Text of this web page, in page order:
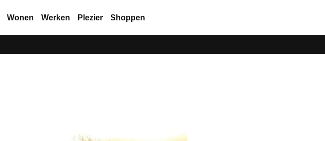
Wonen Werken Plezier Shoppen